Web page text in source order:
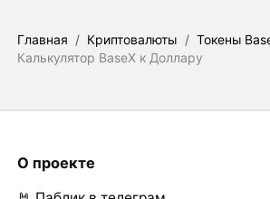
Главная / Криптовалюты / Токены
Калькулятор BaseX к Доллару
О проекте